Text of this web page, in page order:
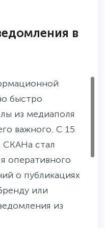
в
быстро
из медиаполя
важного. С 15
СКАНа стал
оперативного
о публикациях
или
из